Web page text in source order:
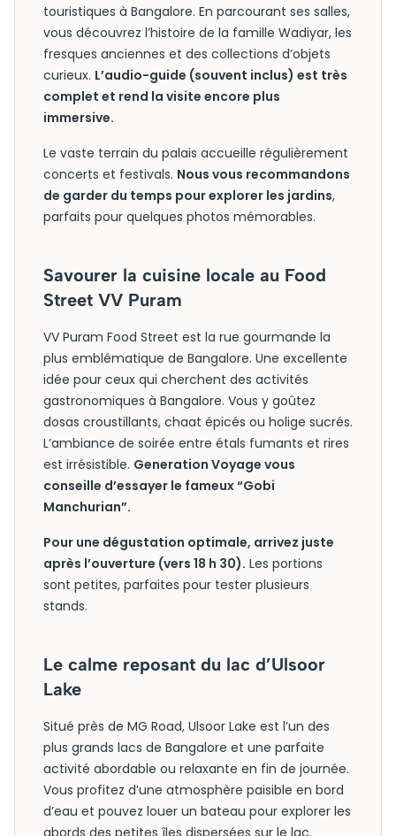
touristiques à Bangalore. En parcourant ses salles,
vous découvrez l’histoire de la famille Wadiyar, les
fresques anciennes et des collections d’objets
curieux. L’audio-guide (souvent inclus) est très
complet et rend la visite encore plus
immersive.
Le vaste terrain du palais accueille régulièrement
concerts et festivals. Nous vous recommandons
de garder du temps pour explorer les jardins,
parfaits pour quelques photos mémorables.
Savourer la cuisine locale au Food
Street VV Puram
VV Puram Food Street est la rue gourmande la
plus emblématique de Bangalore. Une excellente
idée pour ceux qui cherchent des activités
gastronomiques à Bangalore. Vous y goûtez
dosas croustillants, chaat épicés ou holige sucrés.
L’ambiance de soirée entre étals fumants et rires
est irrésistible. Generation Voyage vous
conseille d’essayer le fameux “Gobi
Manchurian”.
Pour une dégustation optimale, arrivez juste
après l’ouverture (vers 18 h 30). Les portions
sont petites, parfaites pour tester plusieurs
stands.
Le calme reposant du lac d’Ulsoor
Lake
Situé près de MG Road, Ulsoor Lake est l’un des
plus grands lacs de Bangalore et une parfaite
activité abordable ou relaxante en fin de journée.
Vous profitez d’une atmosphère paisible en bord
d’eau et pouvez louer un bateau pour explorer les
abords des petites îles dispersées sur le lac.